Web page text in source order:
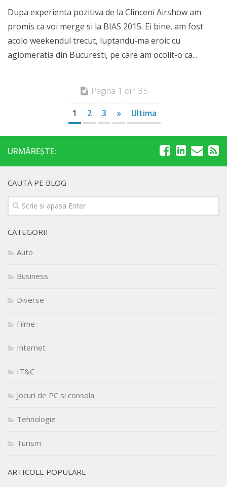
Dupa experienta pozitiva de la Clinceni Airshow am
promis ca voi merge si la BIAS 2015. Ei bine, am fost
acolo weekendul trecut, luptandu-ma eroic cu
aglomeratia din Bucuresti, pe care am ocolit-o ca...
Pagina 1 din 35
1 2 3 » Ultima
URMĂREȘTE:
CAUTA PE BLOG
CATEGORII
Auto
Business
Diverse
Filme
Internet
IT&C
Jocuri de PC si consola
Tehnologie
Turism
ARTICOLE POPULARE